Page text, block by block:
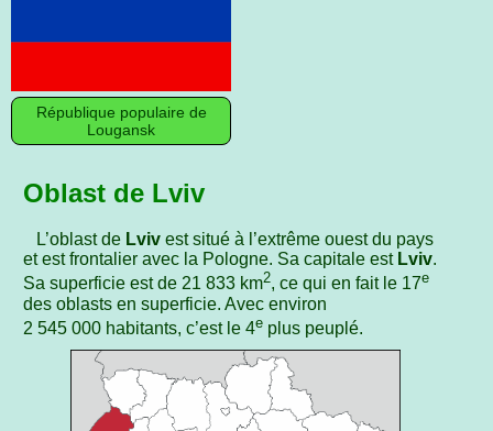
République populaire de
Lougansk
Oblast de Lviv
L’oblast de Lvivest situé à l’extrême ouest du pays
et est frontalier avec la Pologne. Sa capitale est Lviv.
Sa superficie est de 21 833 km2, ce qui en fait le 17e
des oblasts en superficie. Avec environ
2 545 000 habitants, c’est le 4e plus peuplé.